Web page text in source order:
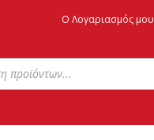
Ο Λογαριασμός μου